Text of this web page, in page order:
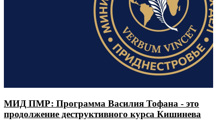
МИД ПМР: Программа Василия Тофана - это
продолжение деструктивного курса Кишинева